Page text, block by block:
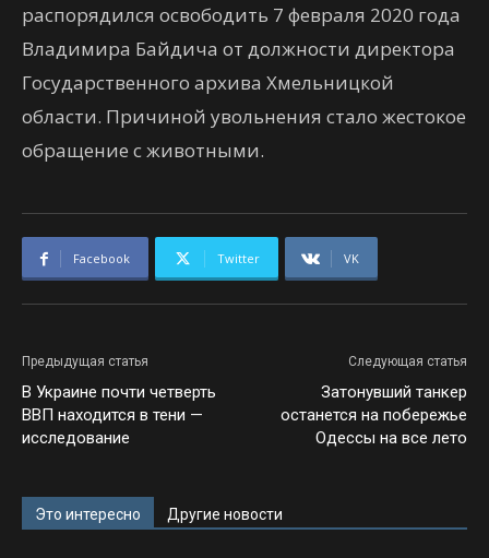
распорядился освободить 7 февраля 2020 года
Владимира Байдича от должности директора
Государственного архива Хмельницкой
области. Причиной увольнения стало жестокое
обращение с животными.
Facebook Twitter VK
Предыдущая статья
В Украине почти четверть
ВВП находится в тени —
исследование
Следующая статья
Затонувший танкер
останется на побережье
Одессы на все лето
Это интересно Другие новости